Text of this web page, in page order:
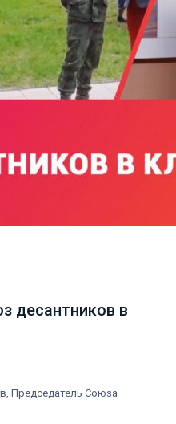
десантников в
Председатель Союза